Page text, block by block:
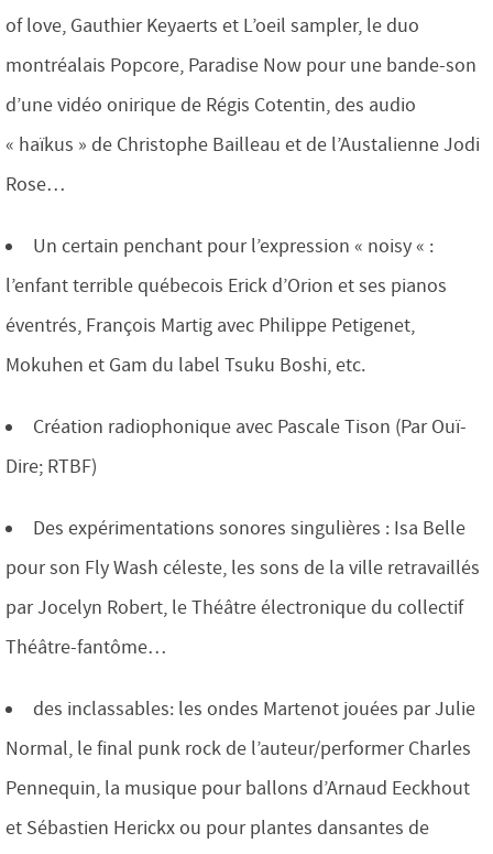
of love, Gauthier Keyaerts et L’oeil sampler, le duo
montréalais Popcore, Paradise Now pour une bande-son
d’une vidéo onirique de Régis Cotentin, des audio
« haïkus » de Christophe Bailleau et de l’Austalienne Jodi
Rose…
Un certain penchant pour l’expression « noisy « :
l’enfant terrible québecois Erick d’Orion et ses pianos
éventrés, François Martig avec Philippe Petigenet,
Mokuhen et Gam du label Tsuku Boshi, etc.
Création radiophonique avec Pascale Tison (Par Ouï-
Dire; RTBF)
Des expérimentations sonores singulières : Isa Belle
pour son Fly Wash céleste, les sons de la ville retravaillés
par Jocelyn Robert, le Théâtre électronique du collectif
Théâtre-fantôme…
des inclassables: les ondes Martenot jouées par Julie
Normal, le final punk rock de l’auteur/performer Charles
Pennequin, la musique pour ballons d’Arnaud Eeckhout
et Sébastien Herickx ou pour plantes dansantes de